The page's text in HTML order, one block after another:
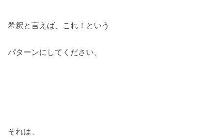
希釈と言えば、これ！という
パターンにしてください。
それは、